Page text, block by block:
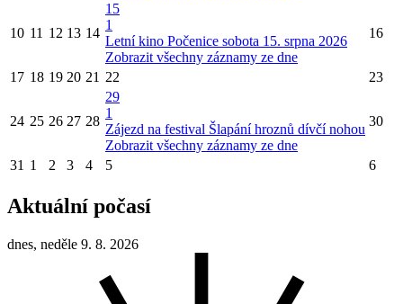
10 11 12 13 14
15
1
Letní kino Počenice sobota 15. srpna 2026
Zobrazit všechny záznamy ze dne
16
17 18 19 20 21 22 23
24 25 26 27 28
29
1
Zájezd na festival Šlapání hroznů dívčí nohou
Zobrazit všechny záznamy ze dne
30
31 1 2 3 4 5 6
Aktuální počasí
dnes, neděle 9. 8. 2026